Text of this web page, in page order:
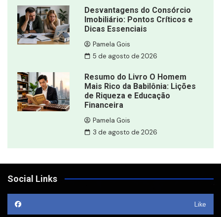
Desvantagens do Consórcio
Imobiliário: Pontos Críticos e
Dicas Essenciais
Pamela Gois
5 de agosto de 2026
Resumo do Livro O Homem
Mais Rico da Babilônia: Lições
de Riqueza e Educação
Financeira
Pamela Gois
3 de agosto de 2026
Social Links
Like